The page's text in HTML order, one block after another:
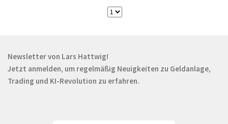
Newsletter von Lars Hattwig!
Jetzt anmelden, um regelmäßig Neuigkeiten zu Geldanlage,
Trading und KI-Revolution zu erfahren.